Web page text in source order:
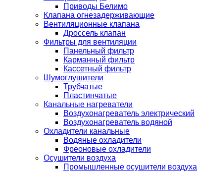
Приводы Белимо
Клапана огнезадерживающие
Вентиляционные клапана
Дроссель клапан
Фильтры для вентиляции
Панельный фильтр
Карманный фильтр
Кассетный фильтр
Шумоглушители
Трубчатые
Пластинчатые
Канальные нагреватели
Воздухонагреватель электрический
Воздухонагреватель водяной
Охладители канальные
Водяные охладители
Фреоновые охладители
Осушители воздуха
Промышленные осушители воздуха